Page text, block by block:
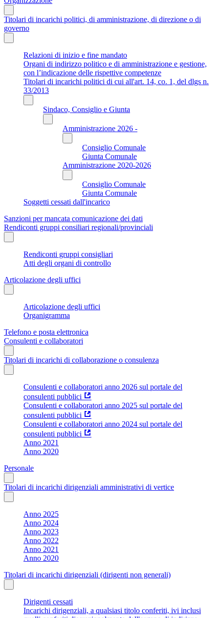
Titolari di incarichi politici, di amministrazione, di direzione o di
governo
Relazioni di inizio e fine mandato
Organi di indirizzo politico e di amministrazione e gestione,
con l’indicazione delle rispettive competenze
Titolari di incarichi politici di cui all'art. 14, co. 1, del dlgs n.
33/2013
Sindaco, Consiglio e Giunta
Amministrazione 2026 -
Consiglio Comunale
Giunta Comunale
Amministrazione 2020-2026
Consiglio Comunale
Giunta Comunale
Soggetti cessati dall'incarico
Sanzioni per mancata comunicazione dei dati
Rendiconti gruppi consiliari regionali/provinciali
Rendiconti gruppi consigliari
Atti degli organi di controllo
Articolazione degli uffici
Articolazione degli uffici
Organigramma
Telefono e posta elettronica
Consulenti e collaboratori
Titolari di incarichi di collaborazione o consulenza
Consulenti e collaboratori anno 2026 sul portale del
consulenti pubblici
Consulenti e collaboratori anno 2025 sul portale del
consulenti pubblici
Consulenti e collaboratori anno 2024 sul portale del
consulenti pubblici
Anno 2021
Anno 2020
Personale
Titolari di incarichi dirigenziali amministrativi di vertice
Anno 2025
Anno 2024
Anno 2023
Anno 2022
Anno 2021
Anno 2020
Titolari di incarichi dirigenziali (dirigenti non generali)
Dirigenti cessati
Incarichi dirigenziali, a qualsiasi titolo conferiti, ivi inclusi